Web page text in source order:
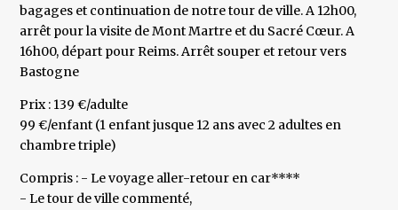
bagages et continuation de notre tour de ville. A 12h00,
arrêt pour la visite de Mont Martre et du Sacré Cœur. A
16h00, départ pour Reims. Arrêt souper et retour vers
Bastogne
Prix : 139 €/adulte
99 €/enfant (1 enfant jusque 12 ans avec 2 adultes en
chambre triple)
Compris : - Le voyage aller-retour en car****
- Le tour de ville commenté,